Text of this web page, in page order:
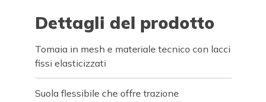
Dettagli del prodotto
Tomaia in mesh e materiale tecnico con lacci
fissi elasticizzati
Suola flessibile che offre trazione